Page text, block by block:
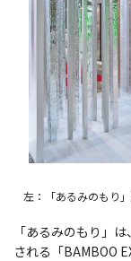
左：「あるみのもり
「あるみのもり」
される「BAMBOO